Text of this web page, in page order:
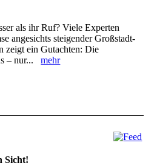
als ihr Ruf? Viele Experten
angesichts steigender Großstadt-
zeigt ein Gutachten: Die
– nur...mehr
Sicht!